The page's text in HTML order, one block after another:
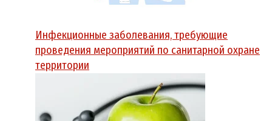
Инфекционные заболевания, требующие
проведения мероприятий по санитарной охране
территории